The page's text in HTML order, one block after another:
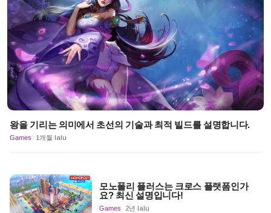
왕을 기리는 의미에서 초선의 기술과 최적 빌드를 설명합니다.
Games 1개월 lalu
모노폴리 플러스는 크로스 플랫폼인가
요? 최신 설명입니다!
Games 2년 lalu